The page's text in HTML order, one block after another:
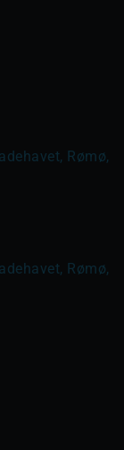
Rømø,
Rømø,